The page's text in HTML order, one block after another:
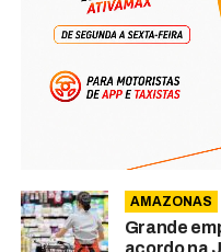
AMAZONAS
Grande
acordo na